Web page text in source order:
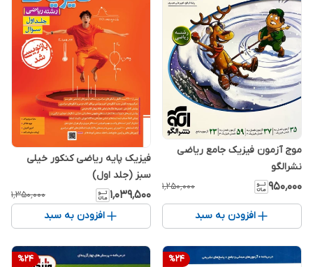
موج آزمون فیزیک جامع ریاضی
نشرالگو
۹۵۰٬۰۰۰ ۱٬۲۵۰٬۰۰۰
افزودن به سبد
فیزیک پایه ریاضی کنکور خیلی
سبز (جلد اول)
۱٬۰۳۹٬۵۰۰ ۱٬۳۵۰٬۰۰۰
افزودن به سبد
%24
%24